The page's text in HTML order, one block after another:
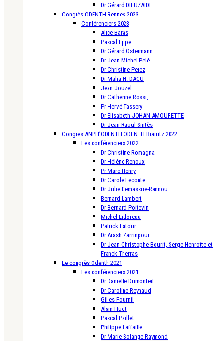
Dr Gérard DIEUZAIDE
Congrès ODENTH Rennes 2023
Conférenciers 2023
Alice Baras
Pascal Eppe
Dr Gérard Ostermann
Dr Jean-Michel Pelé
Dr Christine Perez
Dr Maha H. DAOU
Jean Jouzel
Dr Catherine Rossi,
Pr Hervé Tassery
Dr Elisabeth JOHAN-AMOURETTE
Dr Jean-Raoul Sintès
Congres ANPH’ODENTH ODENTH Biarritz 2022
Les conférenciers 2022
Dr Christine Romagna
Dr Hélène Renoux
Pr Marc Henry
Dr Carole Leconte
Dr Julie Demassue-Rannou
Bernard Lambert
Dr Bernard Poitevin
Michel Lidoreau
Patrick Latour
Dr Arash Zarrinpour
Dr Jean-Christophe Bourit, Serge Henrotte et
Franck Therras
Le congrès Odenth 2021
Les conférenciers 2021
Dr Danielle Dumonteil
Dr Caroline Reynaud
Gilles Fournil
Alain Huot
Pascal Paillet
Philippe Laffaille
Dr Marie-Solange Raymond